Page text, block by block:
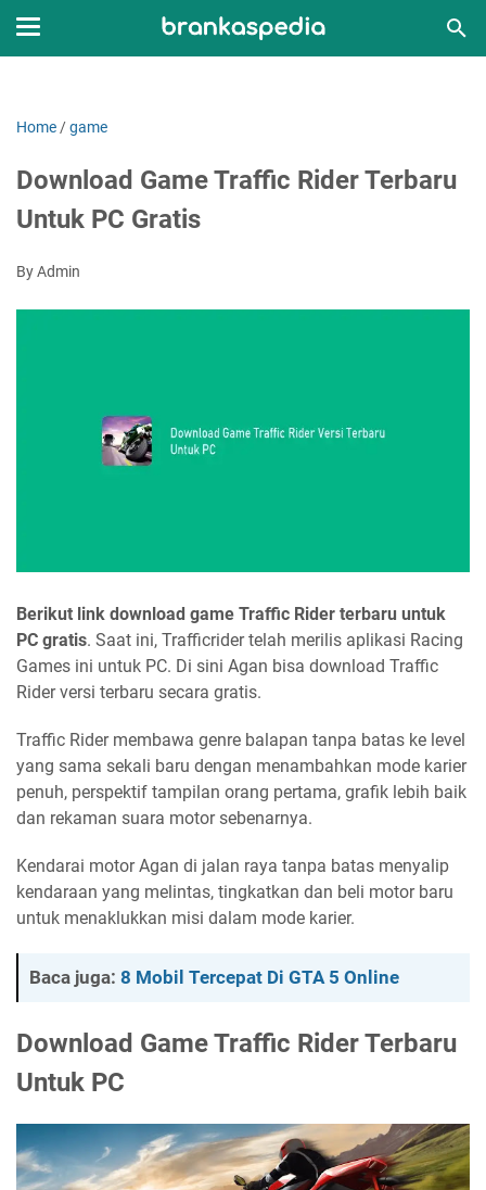
Home /game
Download Game Traffic Rider Terbaru
Untuk PC Gratis
By Admin
Berikut link download game Traffic Rider terbaru untuk
PC gratis. Saat ini, Trafficrider telah merilis aplikasi Racing
Games ini untuk PC. Di sini Agan bisa download Traffic
Rider versi terbaru secara gratis.
Traffic Rider membawa genre balapan tanpa batas ke level
yang sama sekali baru dengan menambahkan mode karier
penuh, perspektif tampilan orang pertama, grafik lebih baik
dan rekaman suara motor sebenarnya.
Kendarai motor Agan di jalan raya tanpa batas menyalip
kendaraan yang melintas, tingkatkan dan beli motor baru
untuk menaklukkan misi dalam mode karier.
Baca juga: 8 Mobil Tercepat Di GTA 5 Online
Download Game Traffic Rider Terbaru
Untuk PC